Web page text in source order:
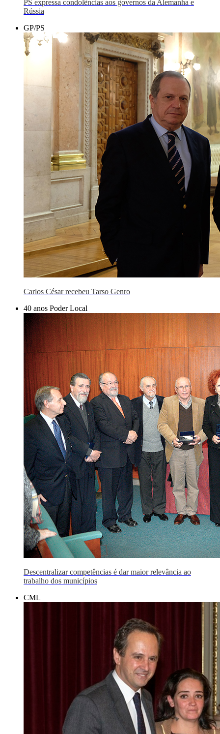
PS expressa condolências aos governos da Alemanha e
Rússia
GP/PS
Carlos César recebeu Tarso Genro
40 anos Poder Local
Descentralizar competências é dar maior relevância ao
trabalho dos municípios
CML